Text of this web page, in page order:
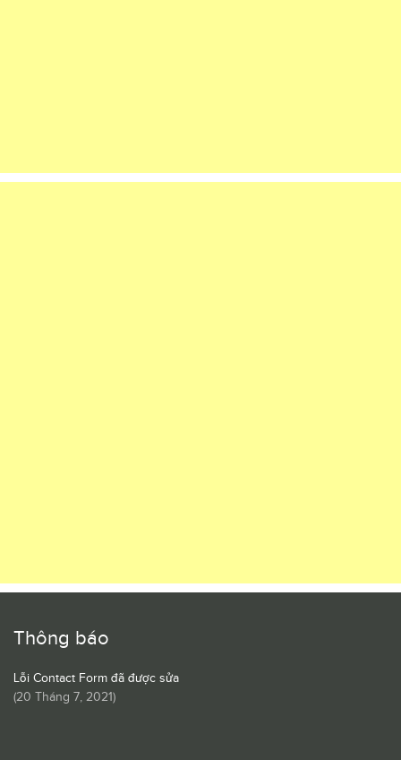
Thông báo
Lỗi Contact Form đã được sửa
(20 Tháng 7, 2021)